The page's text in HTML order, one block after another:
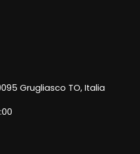
Grugliasco TO, Italia